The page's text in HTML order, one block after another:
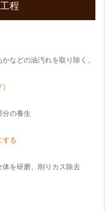
程
などの油汚れを取り除く。
分の養生
する
を研磨、削りカス除去